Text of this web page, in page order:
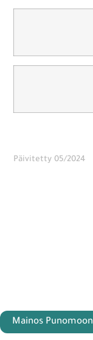
Päivitetty 05/2024
Mainos